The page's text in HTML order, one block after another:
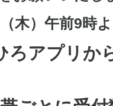
木）午前9時
ろアプリか